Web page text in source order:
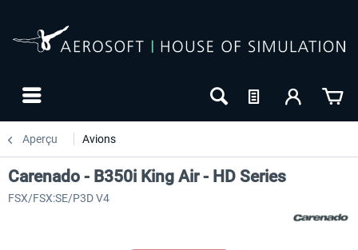
Aperçu Avions
Carenado - B350i King Air - HD Series
FSX/FSX:SE/P3D V4